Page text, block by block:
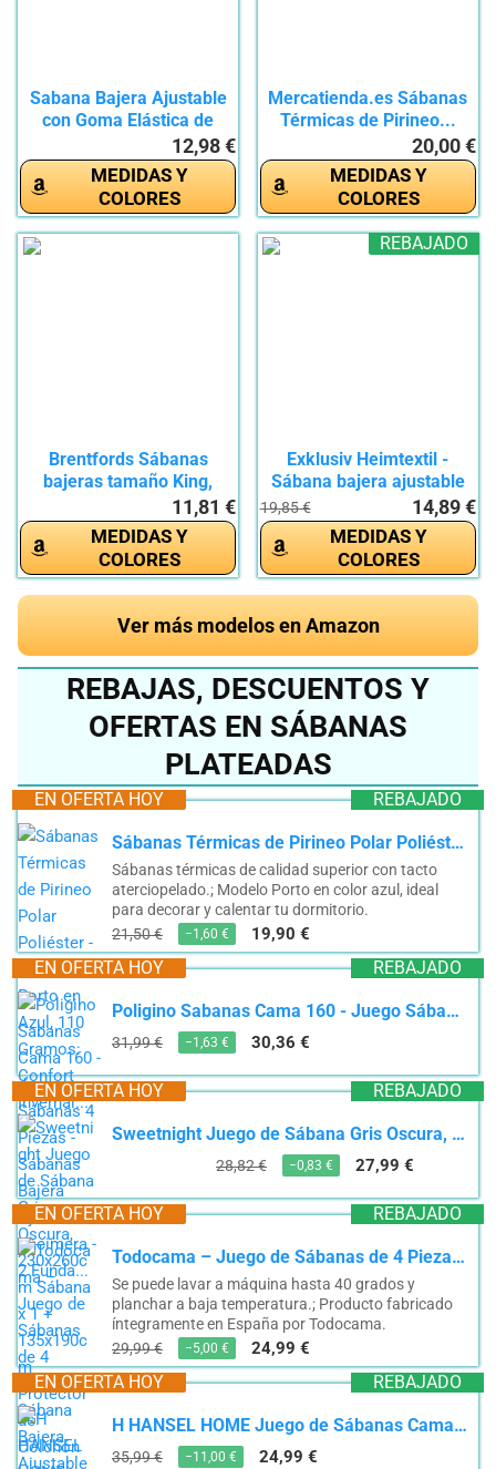
Sabana Bajera Ajustable
con Goma Elástica de
12,98 €
MEDIDAS Y
COLORES
Mercatienda.es Sábanas
Térmicas de Pirineo...
20,00 €
MEDIDAS Y
COLORES
Brentfords Sábanas
bajeras tamaño King,
11,81 €
MEDIDAS Y
COLORES
REBAJADO
Exklusiv Heimtextil -
Sábana bajera ajustable
19,85 € 14,89 €
MEDIDAS Y
COLORES
Ver más modelos en Amazon
REBAJAS, DESCUENTOS Y
OFERTAS EN SÁBANAS
PLATEADAS
REBAJADO
EN OFERTA HOY
Sábanas Térmicas de Pirineo Polar Poliéster - Modelo Porto en Azul, 110 Gramos: Confort Invernal...
Sábanas térmicas de calidad superior con tacto
aterciopelado.; Modelo Porto en color azul, ideal
para decorar y calentar tu dormitorio.
21,50 €
−1,60 € 19,90 €
REBAJADO
EN OFERTA HOY
Poligino Sabanas Cama 160 - Juego Sábanas 4 Piezas - Sábanas Bajera Ajustable - Encimera - 2 Funda...
31,99 € −1,63 € 30,36 €
REBAJADO
EN OFERTA HOY
Sweetnight Juego de Sábana Gris Oscura, 230x260cm Sábana x 1 + 135x190cm Protector de Colchón x...
28,82 € −0,83 € 27,99 €
REBAJADO
EN OFERTA HOY
Todocama – Juego de Sábanas de 4 Piezas – Sábana Bajera Ajustable – Encimera - Dos Fundas de...
Se puede lavar a máquina hasta 40 grados y
planchar a baja temperatura.; Producto fabricado
íntegramente en España por Todocama.
29,99 €
−5,00 € 24,99 €
REBAJADO
EN OFERTA HOY
H HANSEL HOME Juego de Sábanas Cama 135, Juego Sábanas 135x190/200cm 4 Piezas, Microfibra Extra...
35,99 € −11,00 € 24,99 €